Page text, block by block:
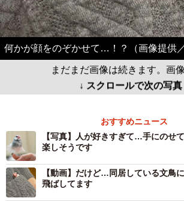
何かが顔をのぞかせて…！？（画像提供
まだまだ画像は続きます。画像
↓ スクロールで次の写真
おすすめニュース
【写真】人が好きすぎて…手にのせ
楽しそうです
【動画】だけど…同居している文鳥
飛ばしてます